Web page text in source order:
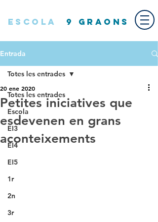
ESCOLA 9 GRAONS
Entrada
Totes les entrades
Escola
EI3
EI4
EI5
1r
2n
3r
Totes les entrades
Petites iniciatives que
esdevenen en grans
aconteixements
20 ene 2020